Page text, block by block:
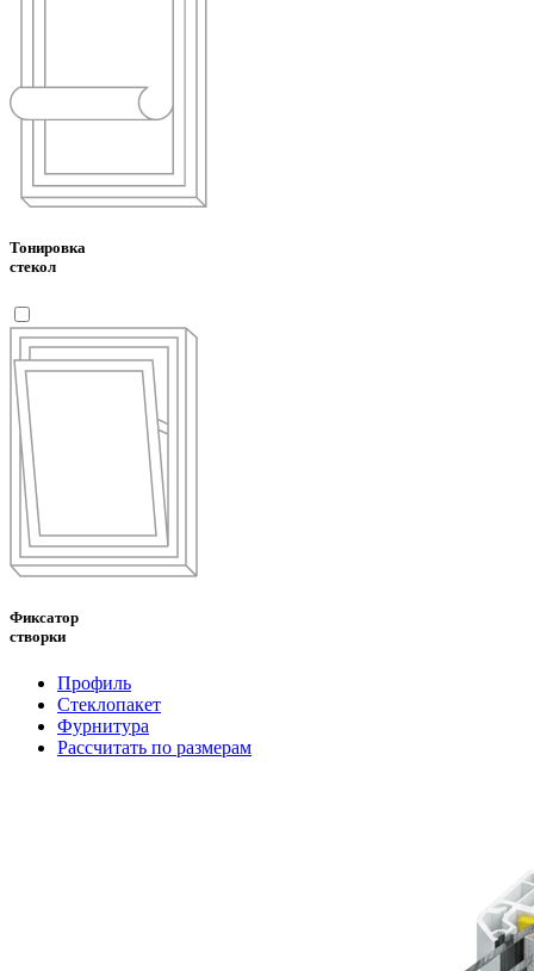
Тонировка
стекол
Фиксатор
створки
Профиль
Стеклопакет
Фурнитура
Рассчитать по размерам